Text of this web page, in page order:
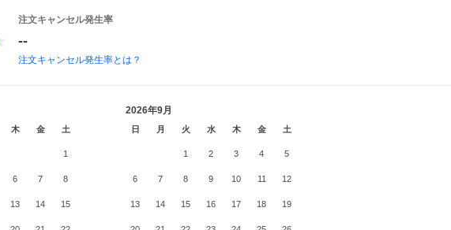
注文キャンセル発生率
--
注文キャンセル発生率とは？
木 金 土
1
6 7 8
13 14 15
2026年9月
日 月 火 水 木 金 土
1 2 3 4 5
6 7 8 9 10 11 12
13 14 15 16 17 18 19